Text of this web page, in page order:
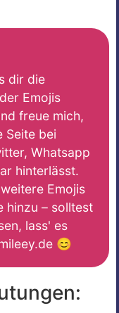
dir die
Emojis
freue mich,
Seite bei
Whatsapp
hinterlässt.
Emojis
hinzu – solltest
lass' es
😊